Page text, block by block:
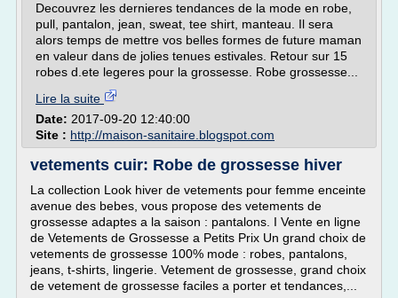
Decouvrez les dernieres tendances de la mode en robe,
pull, pantalon, jean, sweat, tee shirt, manteau. Il sera
alors temps de mettre vos belles formes de future maman
en valeur dans de jolies tenues estivales. Retour sur 15
robes d.ete legeres pour la grossesse. Robe grossesse...
Lire la suite
Date: 2017-09-20 12:40:00
Site : http://maison-sanitaire.blogspot.com
vetements cuir: Robe de grossesse hiver
La collection Look hiver de vetements pour femme enceinte
avenue des bebes, vous propose des vetements de
grossesse adaptes a la saison : pantalons. I Vente en ligne
de Vetements de Grossesse a Petits Prix Un grand choix de
vetements de grossesse 100% mode : robes, pantalons,
jeans, t-shirts, lingerie. Vetement de grossesse, grand choix
de vetement de grossesse faciles a porter et tendances,...